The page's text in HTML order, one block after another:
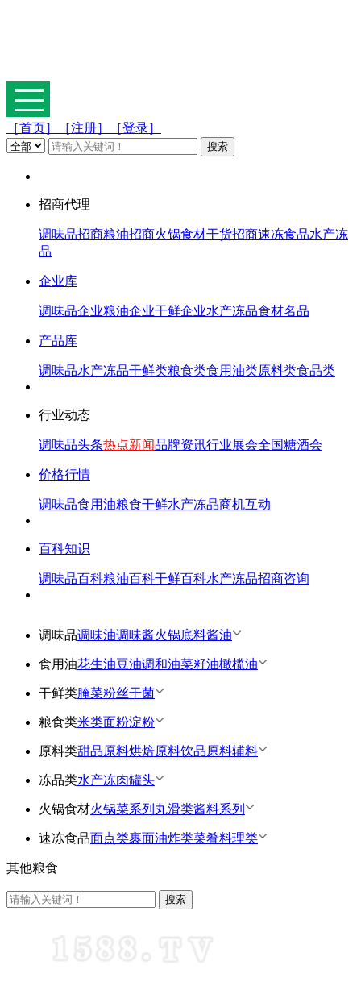
［首页］ ［注册］ ［登录］
招商代理
调味品招商粮油招商火锅食材干货招商速冻食品水产冻
品
企业库
调味品企业粮油企业干鲜企业水产冻品食材名品
产品库
调味品水产冻品干鲜类粮食类食用油类原料类食品类
行业动态
调味品头条热点新闻品牌资讯行业展会全国糖酒会
价格行情
调味品食用油粮食干鲜水产冻品商机互动
百科知识
调味品百科粮油百科干鲜百科水产冻品招商咨询
调味品调味油调味酱火锅底料酱油
食用油花生油豆油调和油菜籽油橄榄油
干鲜类腌菜粉丝干菌
粮食类米类面粉淀粉
原料类甜品原料烘焙原料饮品原料辅料
冻品类水产冻肉罐头
火锅食材火锅菜系列 丸滑类酱料系列
速冻食品面点类裹面油炸类菜肴料理类
其他粮食